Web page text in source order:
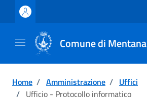
Vai ai contenuti
Vai al footer
Comune di Mentana
Home / Amministrazione / Uffici
/ Ufficio - Protocollo informatico